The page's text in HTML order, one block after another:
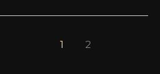
1 2